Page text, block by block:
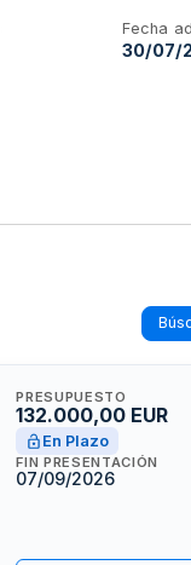
Fecha
30/07/
PRESUPUESTO
132.000,00 EUR
En Plazo
FIN PRESENTACIÓN
07/09/2026